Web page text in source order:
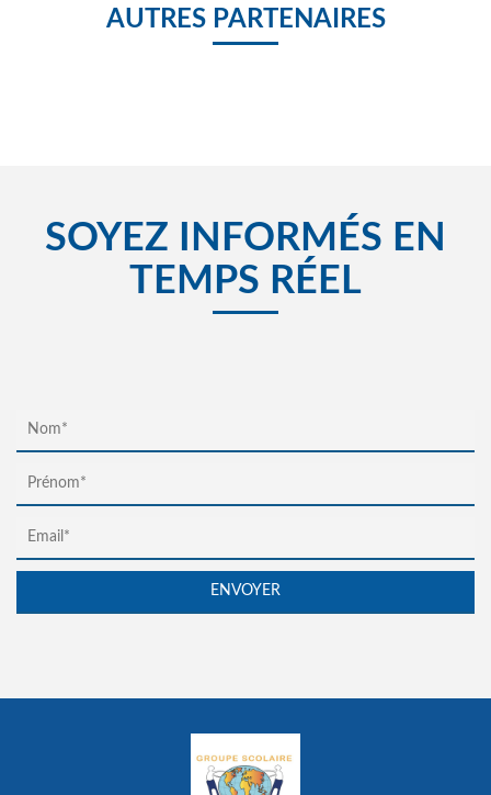
AUTRES PARTENAIRES
SOYEZ INFORMÉS EN
TEMPS RÉEL